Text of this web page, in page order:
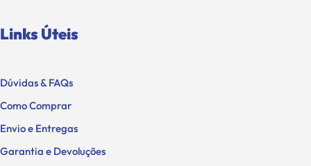
Links Úteis
Dúvidas & FAQs
Como Comprar
Envio e Entregas
Garantia e Devoluções